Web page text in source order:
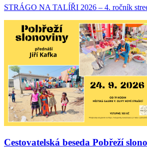
STRÁGO NA TALÍŘI 2026 – 4. ročník
Cestovatelská beseda Pobřeží